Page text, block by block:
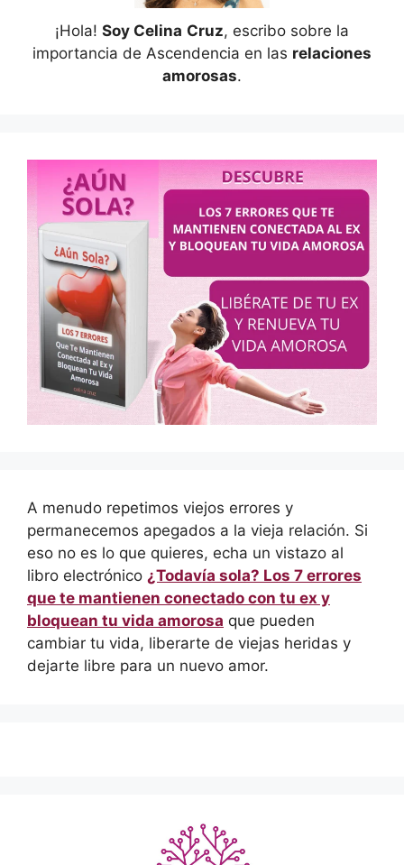
¡Hola! Soy Celina Cruz, escribo sobre la
importancia de Ascendencia en las relaciones
amorosas.
A menudo repetimos viejos errores y
permanecemos apegados a la vieja relación. Si
eso no es lo que quieres, echa un vistazo al
libro electrónico ¿Todavía sola? Los 7 errores
que te mantienen conectado con tu ex y
bloquean tu vida amorosa que pueden
cambiar tu vida, liberarte de viejas heridas y
dejarte libre para un nuevo amor.